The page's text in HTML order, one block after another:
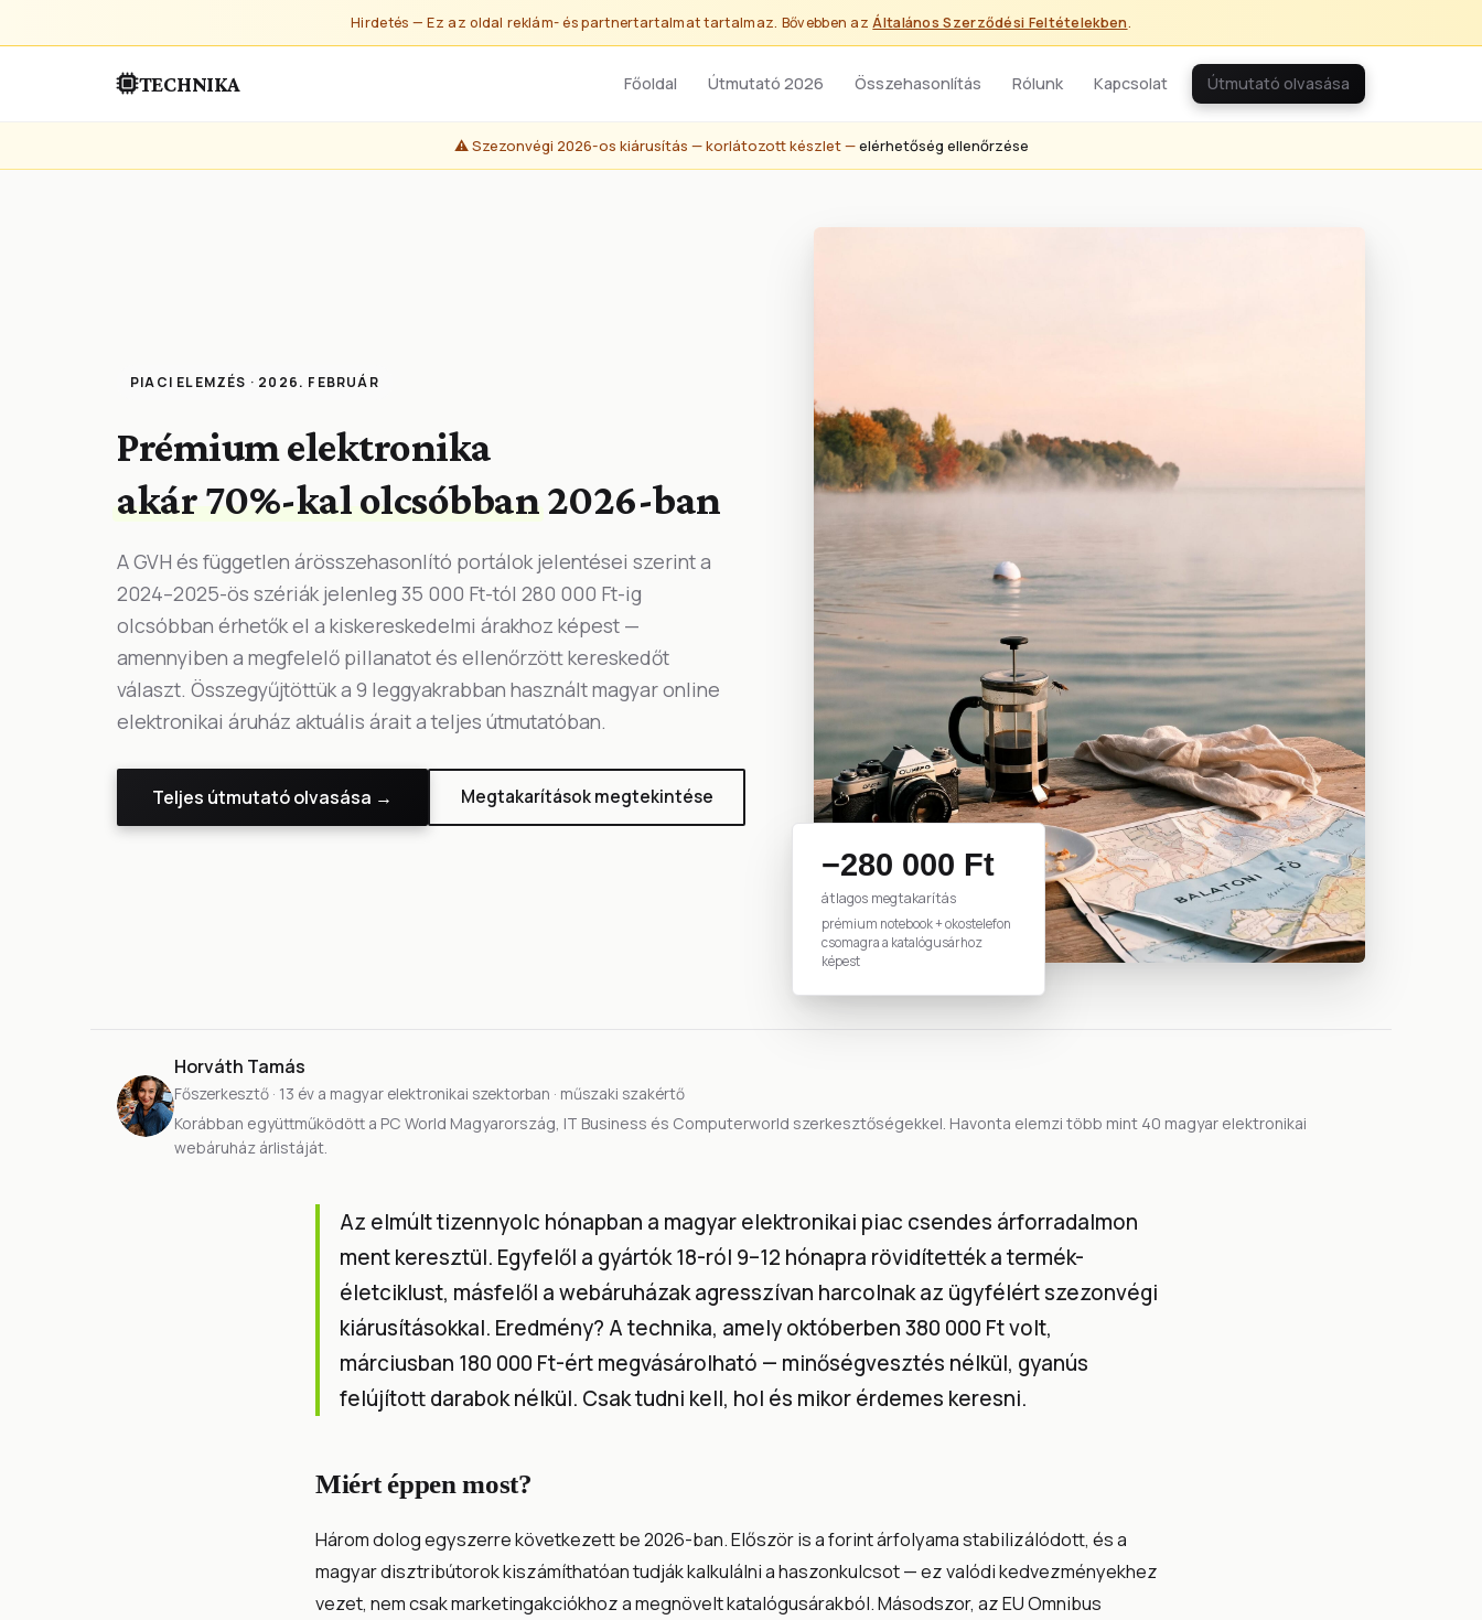
Hirdetés — Ez az oldal reklám- és partnertartalmat tartalmaz. Bővebben azÁltalános Szerződési Feltételekben.
TECHNIKA Főoldal Útmutató 2026 Összehasonlítás Rólunk Kapcsolat Útmutató olvasása
⚠️ Szezonvégi 2026-os kiárusítás — korlátozott készlet —elérhetőség ellenőrzése
PIACI ELEMZÉS · 2026. FEBRUÁR
Prémium elektronika
akár 70%-kal olcsóbban2026-ban
A GVH és független árösszehasonlító portálok jelentései szerint a
2024–2025-ös szériák jelenleg 35 000 Ft-tól 280 000 Ft-ig
olcsóbban érhetők el a kiskereskedelmi árakhoz képest —
amennyiben a megfelelő pillanatot és ellenőrzött kereskedőt
választ. Összegyűjtöttük a 9 leggyakrabban használt magyar online
elektronikai áruház aktuális árait a teljes útmutatóban.
Teljes útmutató olvasása → Megtakarítások megtekintése
−280 000 Ft
átlagos megtakarítás
prémium notebook + okostelefon
csomagra a katalógusárhoz
képest
Horváth Tamás
Főszerkesztő · 13 év a magyar elektronikai szektorban · műszaki szakértő
Korábban együttműködött a PC World Magyarország, IT Business és Computerworld szerkesztőségekkel. Havonta elemzi több mint 40 magyar elektronikai
webáruház árlistáját.
Az elmúlt tizennyolc hónapban a magyar elektronikai piac csendes árforradalmon
ment keresztül. Egyfelől a gyártók 18-ról 9–12 hónapra rövidítették a termék-
életciklust, másfelől a webáruházak agresszívan harcolnak az ügyfélért szezonvégi
kiárusításokkal. Eredmény? A technika, amely októberben 380 000 Ft volt,
márciusban 180 000 Ft-ért megvásárolható — minőségvesztés nélkül, gyanús
felújított darabok nélkül. Csak tudni kell, hol és mikor érdemes keresni.
Miért éppen most?
Három dolog egyszerre következett be 2026-ban. Először is a forint árfolyama stabilizálódott, és a
magyar disztribútorok kiszámíthatóan tudják kalkulálni a haszonkulcsot — ez valódi kedvezményekhez
vezet, nem csak marketingakciókhoz a megnövelt katalógusárakból. Másodszor, az EU Omnibus